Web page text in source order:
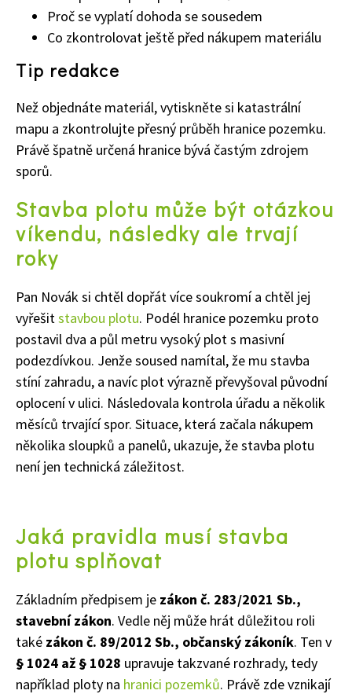
Proč se vyplatí dohoda se sousedem
Co zkontrolovat ještě před nákupem materiálu
Tip redakce
Než objednáte materiál, vytiskněte si katastrální
mapu a zkontrolujte přesný průběh hranice pozemku.
Právě špatně určená hranice bývá častým zdrojem
sporů.
Stavba plotu může být otázkou
víkendu, následky ale trvají
roky
Pan Novák si chtěl dopřát více soukromí a chtěl jej
vyřešit stavbou plotu. Podél hranice pozemku proto
postavil dva a půl metru vysoký plot s masivní
podezdívkou. Jenže soused namítal, že mu stavba
stíní zahradu, a navíc plot výrazně převyšoval původní
oplocení v ulici. Následovala kontrola úřadu a několik
měsíců trvající spor. Situace, která začala nákupem
několika sloupků a panelů, ukazuje, že stavba plotu
není jen technická záležitost.
Jaká pravidla musí stavba
plotu splňovat
Základním předpisem je zákon č. 283/2021 Sb.,
stavební zákon. Vedle něj může hrát důležitou roli
také zákon č. 89/2012 Sb., občanský zákoník. Ten v
§ 1024 až § 1028 upravuje takzvané rozhrady, tedy
například ploty na hranici pozemků. Právě zde vznikají